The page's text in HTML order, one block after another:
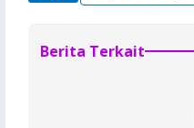
Berita Terkait